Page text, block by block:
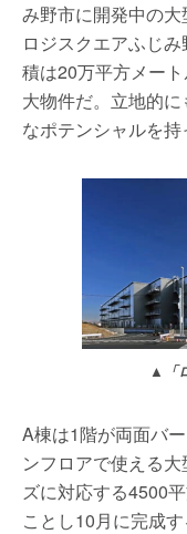
み野市に開発中の
ロジスクエアふじ
積は20万平方メー
大物件だ。立地的
なポテンシャルを持
▲「
A棟は1階が両面バ
ンフロアで使える
ズに対応する4500
ことし10月に完成